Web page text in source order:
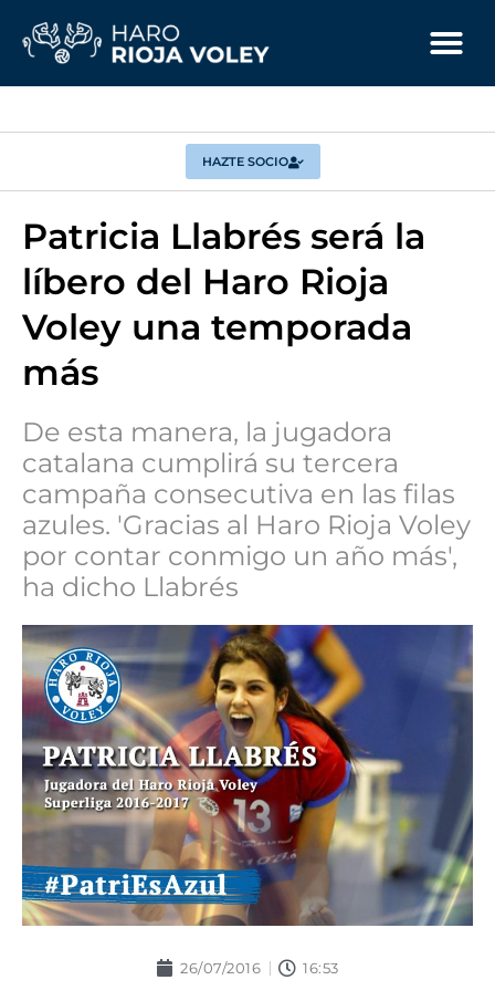
HAZTE SOCIO
Patricia Llabrés será la
líbero del Haro Rioja
Voley una temporada
más
De esta manera, la jugadora
catalana cumplirá su tercera
campaña consecutiva en las filas
azules. 'Gracias al Haro Rioja Voley
por contar conmigo un año más',
ha dicho Llabrés
26/07/2016 16:53